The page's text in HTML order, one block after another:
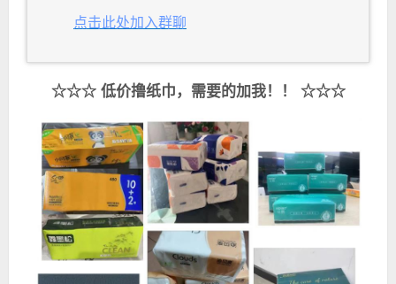
点击此处加入群聊
☆☆☆ 低价撸纸巾，需要的加我！！ ☆☆☆